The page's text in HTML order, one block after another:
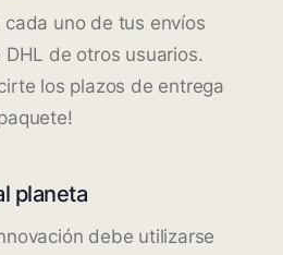
cada uno de tus envíos
de otros usuarios.
los plazos de entrega
planeta
debe utilizarse